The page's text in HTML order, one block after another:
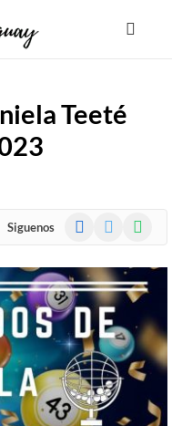
Teeté
Siguenos Facebook